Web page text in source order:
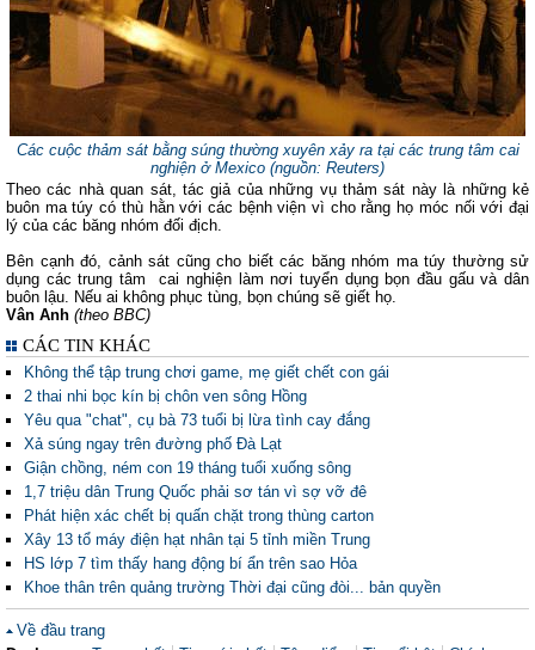
Các cuộc thảm sát bằng súng thường xuyên xảy ra tại các trung tâm cai
nghiện ở Mexico (nguồn: Reuters)
Theo các nhà quan sát, tác giả của những vụ thảm sát này là những kẻ
buôn ma túy có thù hằn với các bệnh viện vì cho rằng họ móc nối với đại
lý của các băng nhóm đối địch.
Bên cạnh đó, cảnh sát cũng cho biết các băng nhóm ma túy thường sử
dụng các trung tâm cai nghiện làm nơi tuyển dụng bọn đầu gấu và dân
buôn lậu. Nếu ai không phục tùng, bọn chúng sẽ giết họ.
Vân Anh (theo BBC)
CÁC TIN KHÁC
Không thể tập trung chơi game, mẹ giết chết con gái
2 thai nhi bọc kín bị chôn ven sông Hồng
Yêu qua "chat", cụ bà 73 tuổi bị lừa tình cay đắng
Xả súng ngay trên đường phố Đà Lạt
Giận chồng, ném con 19 tháng tuổi xuống sông
1,7 triệu dân Trung Quốc phải sơ tán vì sợ vỡ đê
Phát hiện xác chết bị quấn chặt trong thùng carton
Xây 13 tổ máy điện hạt nhân tại 5 tỉnh miền Trung
HS lớp 7 tìm thấy hang động bí ẩn trên sao Hỏa
Khoe thân trên quảng trường Thời đại cũng đòi... bản quyền
Về đầu trang